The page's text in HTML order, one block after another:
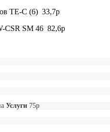
TE-C (6) 33,7р
CSR SM 46 82,6р
Услуги 75р